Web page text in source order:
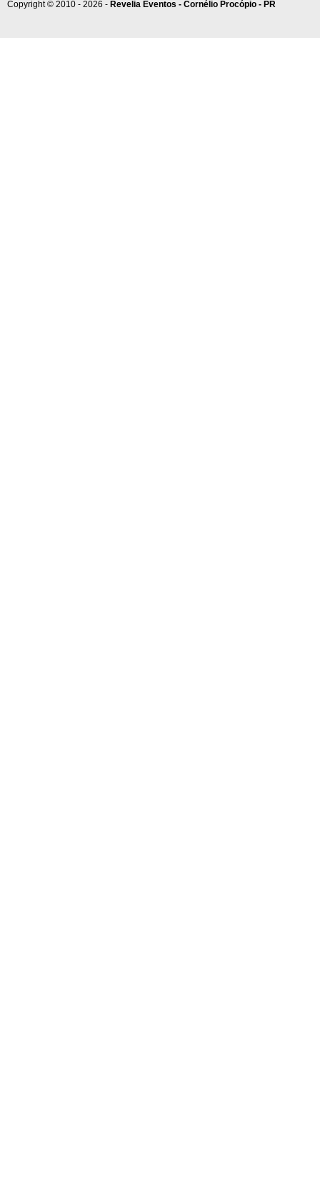
Copyright © 2010 - 2026 - Revelia Eventos - Cornélio Procópio - PR